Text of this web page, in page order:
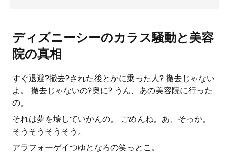
ディズニーシーのカラス騒動と美容
院の真相
すぐ退避?撤去?された後とかに乗った人? 撤去じゃない
よ。 撤去じゃないの?奥に? うん、あの美容院に行った
の。
それは夢を壊していかんの。 ごめんね。あ、そっか。
そうそうそうそう。
アラフォーゲイつゆとなろの笑っとこ。